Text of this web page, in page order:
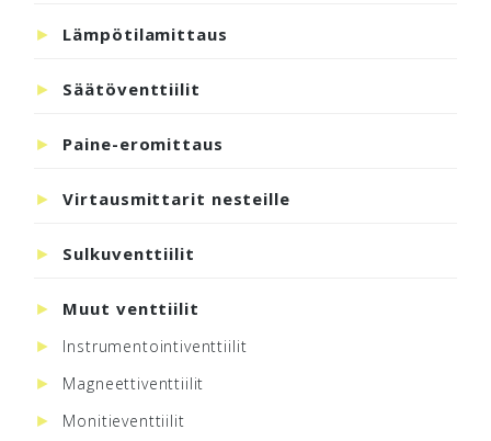
Lämpötilamittaus
Säätöventtiilit
Paine-eromittaus
Virtausmittarit nesteille
Sulkuventtiilit
Muut venttiilit
Instrumentointiventtiilit
Magneettiventtiilit
Monitieventtiilit